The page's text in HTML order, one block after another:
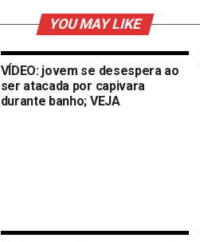
YOU MAY LIKE
VÍDEO: jovem se desespera ao
ser atacada por capivara
durante banho; VEJA